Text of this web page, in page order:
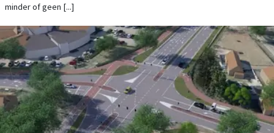
minder of geen [...]